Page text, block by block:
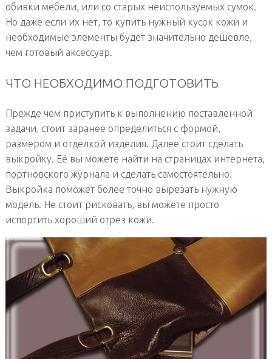
обивки мебели, или со старых неиспользуемых сумок.
Но даже если их нет, то купить нужный кусок кожи и
необходимые элементы будет значительно дешевле,
чем готовый аксессуар.
ЧТО НЕОБХОДИМО ПОДГОТОВИТЬ
Прежде чем приступить к выполнению поставленной
задачи, стоит заранее определиться с формой,
размером и отделкой изделия. Далее стоит сделать
выкройку. Её вы можете найти на страницах интернета,
портновского журнала и сделать самостоятельно.
Выкройка поможет более точно вырезать нужную
модель. Не стоит рисковать, вы можете просто
испортить хороший отрез кожи.